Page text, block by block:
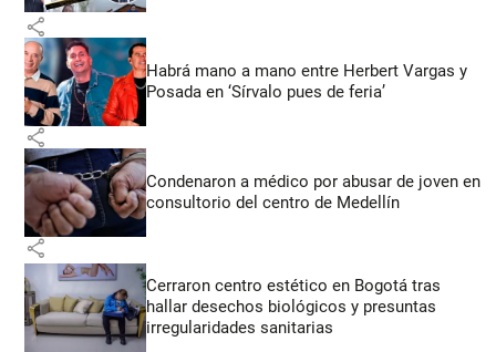
share
Habrá mano a mano entre Herbert Vargas y
Posada en ‘Sírvalo pues de feria’
share
Condenaron a médico por abusar de joven en
consultorio del centro de Medellín
share
Cerraron centro estético en Bogotá tras
hallar desechos biológicos y presuntas
irregularidades sanitarias